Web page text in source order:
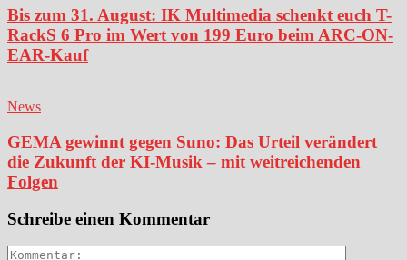
Bis zum 31. August: IK Multimedia schenkt euch T-
RackS 6 Pro im Wert von 199 Euro beim ARC-ON-
EAR-Kauf
News
GEMA gewinnt gegen Suno: Das Urteil verändert
die Zukunft der KI-Musik – mit weitreichenden
Folgen
Schreibe einen Kommentar